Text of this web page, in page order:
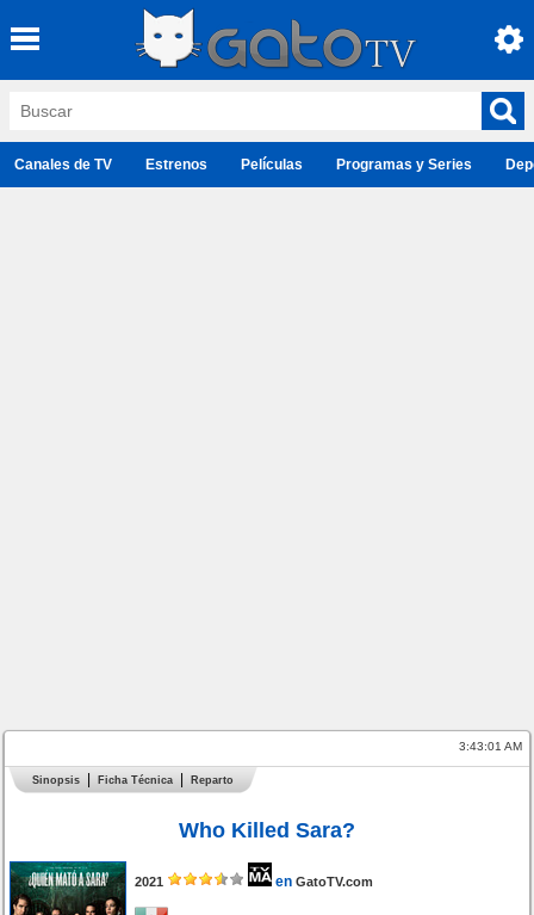
Canales de TV Estrenos Películas Programas y Series
3:43:01 AM
Sinopsis Ficha Técnica Reparto
Who Killed Sara?
2021 en GatoTV.com